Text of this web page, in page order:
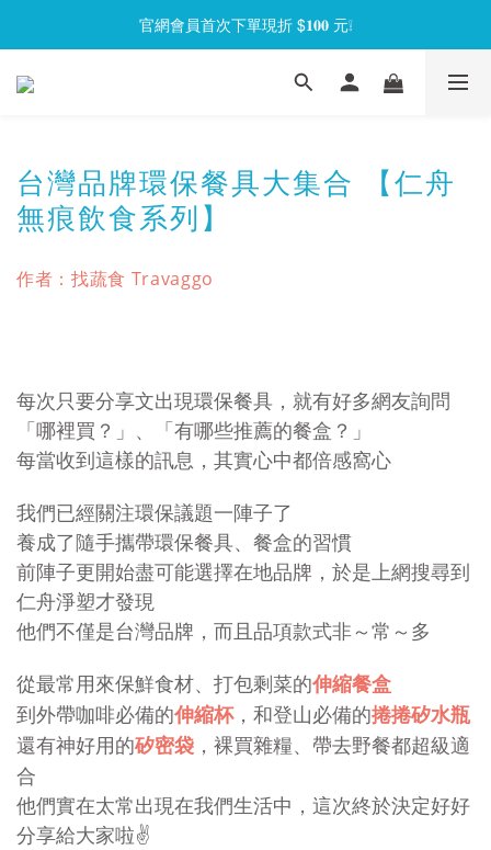
官網會員首次下單現折 $𝟏𝟎𝟎 元❕
官網會員首次下單現折 $𝟏𝟎𝟎 元❕
台灣品牌環保餐具大集合 【仁舟
無痕飲食系列】
作者：找蔬食 Travaggo
每次只要分享文出現環保餐具，就有好多網友詢問
「哪裡買？」、「有哪些推薦的餐盒？」
每當收到這樣的訊息，其實心中都倍感窩心
我們已經關注環保議題一陣子了
養成了隨手攜帶環保餐具、餐盒的習慣
前陣子更開始盡可能選擇在地品牌，於是上網搜尋到
仁舟淨塑才發現
他們不僅是台灣品牌，而且品項款式非～常～多
從最常用來保鮮食材、打包剩菜的伸縮餐盒
到外帶咖啡必備的伸縮杯，和登山必備的捲捲矽水瓶
還有神好用的矽密袋 ，裸買雜糧、帶去野餐都超級適
合
他們實在太常出現在我們生活中，這次終於決定好好
分享給大家啦✌️